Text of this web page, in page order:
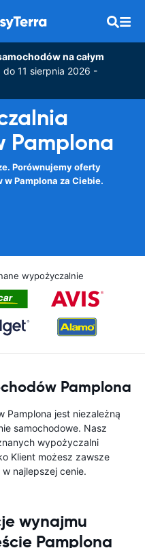
na całym
11 sierpnia 2026 -
Pamplona
Porównujemy oferty
Pamplona za Ciebie.
wypożyczalnie
Pamplona
Pamplona jest niezależną
samochodowe. Nasz
wypożyczalni
Klient możesz zawsze
najlepszej cenie.
wynajmu
Pamplona